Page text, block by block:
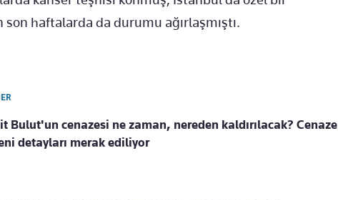
haftalarda da durumu ağırlaşmıştı.
Bulut'un cenazesi ne zaman, nereden kaldırılacak? Cenaze
detayları merak ediliyor